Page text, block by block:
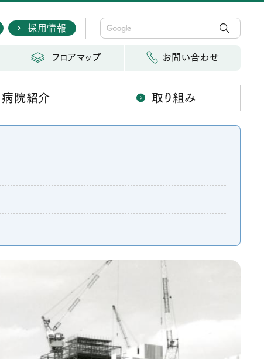
採用情報
フロアマップ お問い合わせ
病院紹介 取り組み